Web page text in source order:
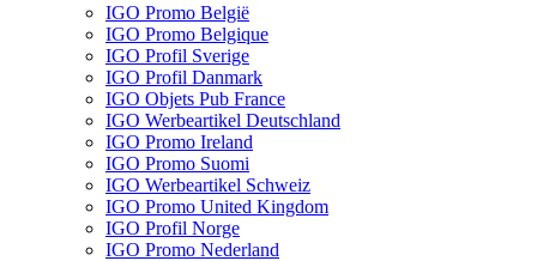
IGO Promo België
IGO Promo Belgique
IGO Profil Sverige
IGO Profil Danmark
IGO Objets Pub France
IGO Werbeartikel Deutschland
IGO Promo Ireland
IGO Promo Suomi
IGO Werbeartikel Schweiz
IGO Promo United Kingdom
IGO Profil Norge
IGO Promo Nederland